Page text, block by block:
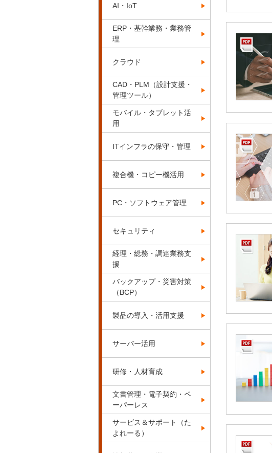
AI・IoT
ERP・基幹業務・業務管
理
クラウド
CAD・PLM（設計支援・
管理ツール）
モバイル・タブレット活
用
ITインフラの保守・管理
複合機・コピー機活用
PC・ソフトウェア管理
セキュリティ
経理・総務・調達業務支
援
バックアップ・災害対策
（BCP）
製品の導入・活用支援
サーバー活用
研修・人材育成
文書管理・電子契約・ペ
ーパーレス
サービス＆サポート（た
よれーる）